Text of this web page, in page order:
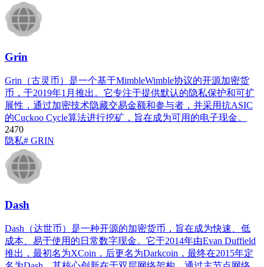
Grin
Grin（古灵币）是一个基于MimbleWimble协议的开源加密货
币，于2019年1月推出。它专注于提供默认的隐私保护和可扩
展性，通过加密技术隐藏交易金额和参与者，并采用抗ASIC
的Cuckoo Cycle算法进行挖矿，旨在成为可用的电子现金。
2470
隐私# GRIN
Dash
Dash（达世币）是一种开源的加密货币，旨在成为快速、低
成本、易于使用的日常数字现金。它于2014年由Evan Duffield
推出，最初名为XCoin，后更名为Darkcoin，最终在2015年定